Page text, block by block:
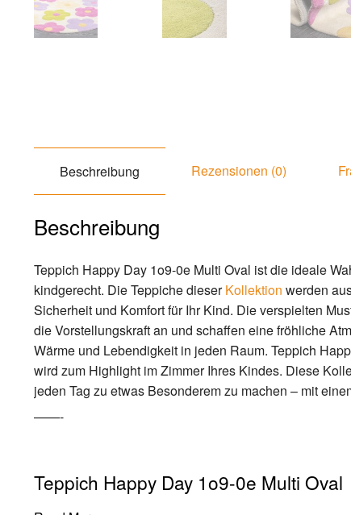
Beschreibung Rezensionen (0)
Beschreibung
Teppich Happy Day 1o9-0e Multi Oval ist die ideale
kindgerecht. Die Teppiche dieserKollektion werden
Sicherheit und Komfort für Ihr Kind. Die verspielten
die Vorstellungskraft an und schaffen eine fröhliche
Wärme und Lebendigkeit in jeden Raum. Teppich
wird zum Highlight im Zimmer Ihres Kindes. Diese
jeden Tag zu etwas Besonderem zu machen – mit
——-
Teppich Happy Day 1o9-0e Multi Oval